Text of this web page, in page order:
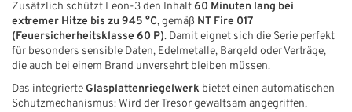
Zusätzlich schützt Leon-3 den Inhalt 60 Minuten lang bei
extremer Hitze bis zu 945 °C, gemäß NT Fire 017
(Feuersicherheitsklasse 60 P). Damit eignet sich die Serie perfekt
für besonders sensible Daten, Edelmetalle, Bargeld oder Verträge,
die auch bei einem Brand unversehrt bleiben müssen.
Das integrierte Glasplattenriegelwerk bietet einen automatischen
Schutzmechanismus: Wird der Tresor gewaltsam angegriffen,